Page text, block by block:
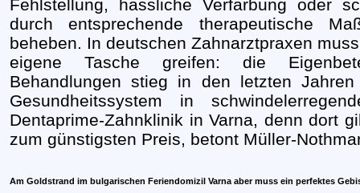
Fehlstellung, hässliche Verfärbung oder
durch entsprechende therapeutische
beheben. In deutschen Zahnarztpraxen
eigene Tasche greifen: die
Behandlungen stieg in den letzten
Gesundheitssystem in
Dentaprime-Zahnklinik in Varna, denn dort
zum günstigsten Preis, betont Müller-
Am Goldstrand im bulgarischen Feriendomizil Varna aber muss ein perfektes